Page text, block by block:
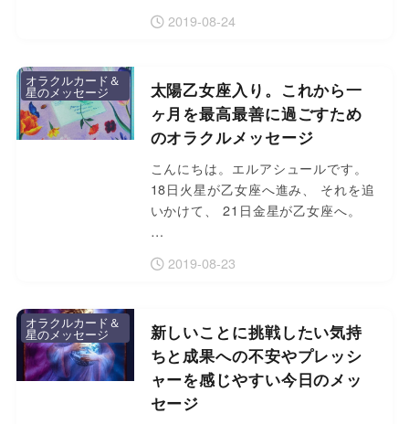
2019-08-24
太陽乙女座入り。これから一
ヶ月を最高最善に過ごすため
のオラクルメッセージ
こんにちは。エルアシュールです。
18日火星が乙女座へ進み、 それを追
いかけて、 21日金星が乙女座へ。
…
2019-08-23
オラクルカード＆
星のメッセージ
新しいことに挑戦したい気持
ちと成果への不安やプレッシ
ャーを感じやすい今日のメッ
セージ
オラクルカード＆
星のメッセージ